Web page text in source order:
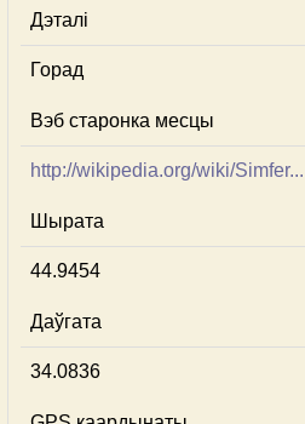
Дэталі
Горад
Вэб старонка месцы
http://wikipedia.org/wiki/Simfer...
Шырата
44.9454
Даўгата
34.0836